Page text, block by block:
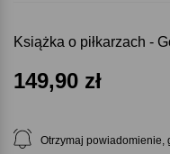
Książka o piłkarzach -
149,90 zł
Otrzymaj powiadomienie,